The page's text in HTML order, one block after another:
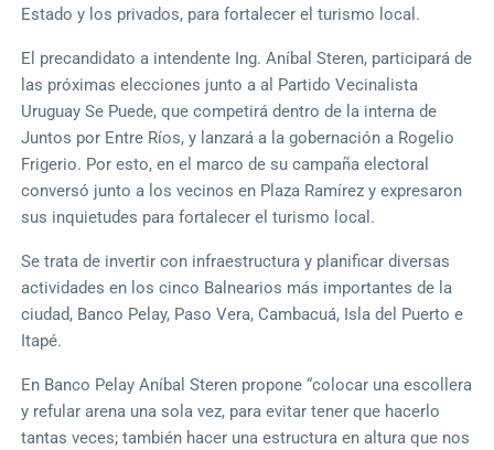
Estado y los privados, para fortalecer el turismo local.
El precandidato a intendente Ing. Aníbal Steren, participará de
las próximas elecciones junto a al Partido Vecinalista
Uruguay Se Puede, que competirá dentro de la interna de
Juntos por Entre Ríos, y lanzará a la gobernación a Rogelio
Frigerio. Por esto, en el marco de su campaña electoral
conversó junto a los vecinos en Plaza Ramírez y expresaron
sus inquietudes para fortalecer el turismo local.
Se trata de invertir con infraestructura y planificar diversas
actividades en los cinco Balnearios más importantes de la
ciudad, Banco Pelay, Paso Vera, Cambacuá, Isla del Puerto e
Itapé.
En Banco Pelay Aníbal Steren propone “colocar una escollera
y refular arena una sola vez, para evitar tener que hacerlo
tantas veces; también hacer una estructura en altura que nos